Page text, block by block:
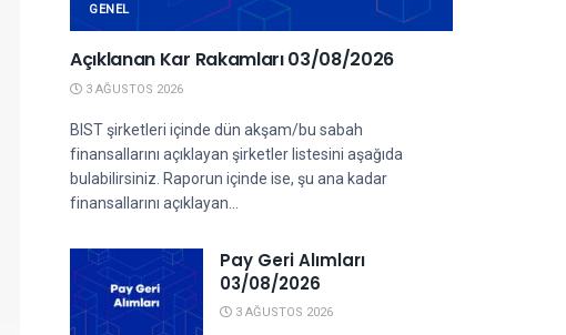
GENEL
Açıklanan Kar Rakamları 03/08/2026
3 AĞUSTOS 2026
BIST şirketleri içinde dün akşam/bu sabah
finansallarını açıklayan şirketler listesini aşağıda
bulabilirsiniz. Raporun içinde ise, şu ana kadar
finansallarını açıklayan...
Pay Geri Alımları
03/08/2026
3 AĞUSTOS 2026